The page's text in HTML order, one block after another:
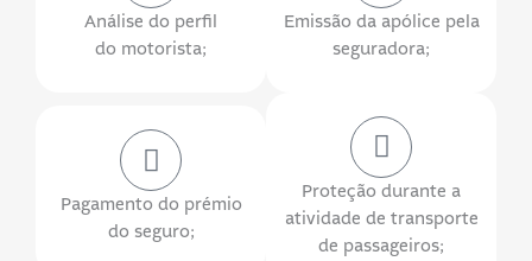
Análise do perfil
do motorista;
Emissão da apólice pela
seguradora;
Pagamento do prémio
do seguro;
Proteção durante a
atividade de transporte
de passageiros;